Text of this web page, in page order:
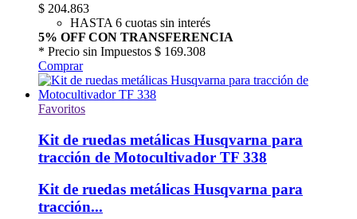
$ 204.863
HASTA 6 cuotas sin interés
5% OFF CON TRANSFERENCIA
* Precio sin Impuestos $ 169.308
Comprar
Favoritos
Kit de ruedas metálicas Husqvarna para
tracción de Motocultivador TF 338
Kit de ruedas metálicas Husqvarna para
tracción...